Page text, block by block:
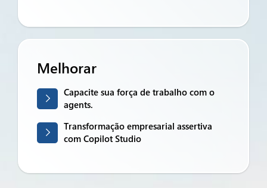
Melhorar
Capacite sua força de trabalho com o
agents.
Transformação empresarial assertiva
com Copilot Studio